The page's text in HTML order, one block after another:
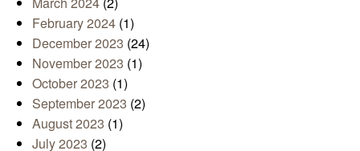
February 2024 (1)
December 2023 (24)
November 2023 (1)
October 2023 (1)
September 2023 (2)
August 2023 (1)
July 2023 (2)